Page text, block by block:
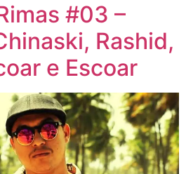
#03 –
Rashid,
e Escoar